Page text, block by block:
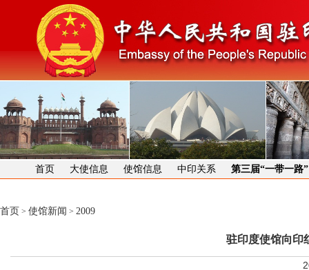
首页 大使信息 使馆信息 中印关系 第三届“一带一路
首页 > 使馆新闻 > 2009
驻印度使馆向印